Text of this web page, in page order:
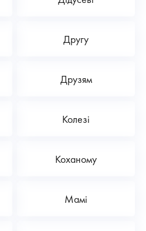
Другу
Друзям
Колезі
Коханому
Мамі